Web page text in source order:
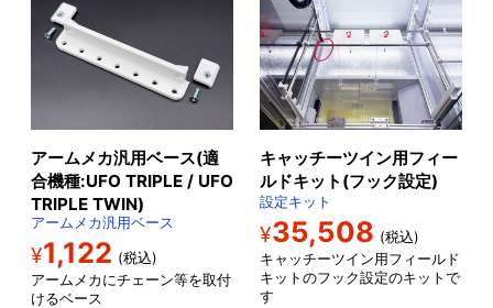
アームメカ汎用ベース(適
合機種:UFO TRIPLE / UFO
TRIPLE TWIN)
アームメカ汎用ベース
¥1,122 (税込)
アームメカにチェーン等を取付
けるベース
キャッチーツイン用フィー
ルドキット(フック設定)
設定キット
¥35,508 (税込)
キャッチーツイン用フィールド
キットのフック設定のキットで
す